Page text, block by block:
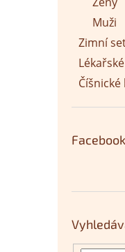
Muži
Zimní
Číšnické
Facebook